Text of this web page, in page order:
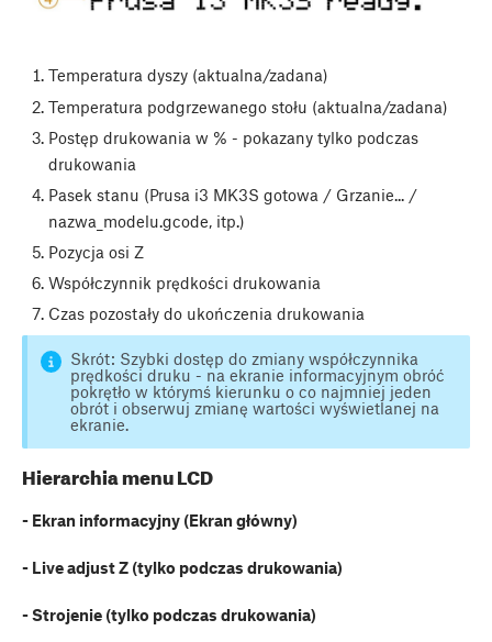
Temperatura dyszy (aktualna/zadana)
Temperatura podgrzewanego stołu (aktualna/zadana)
Postęp drukowania w % - pokazany tylko podczas
drukowania
Pasek stanu (Prusa i3 MK3S gotowa / Grzanie... /
nazwa_modelu.gcode, itp.)
Pozycja osi Z
Współczynnik prędkości drukowania
Czas pozostały do ukończenia drukowania
Skrót: Szybki dostęp do zmiany współczynnika
prędkości druku - na ekranie informacyjnym obróć
pokrętło w którymś kierunku o co najmniej jeden
obrót i obserwuj zmianę wartości wyświetlanej na
ekranie.
Hierarchia menu LCD
- Ekran informacyjny (Ekran główny)
- Live adjust Z (tylko podczas drukowania)
- Strojenie (tylko podczas drukowania)